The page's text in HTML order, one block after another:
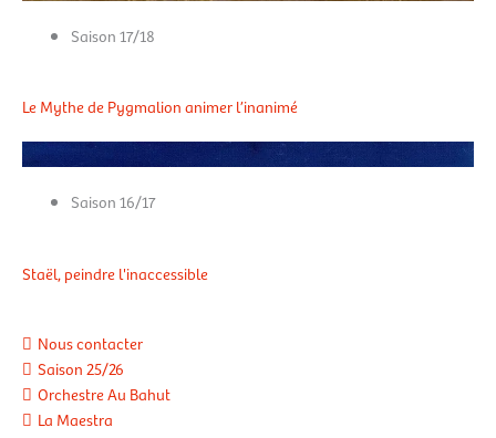
Saison 17/18
Le Mythe de Pygmalion animer l’inanimé
Saison 16/17
Staël, peindre l'inaccessible
Nous contacter
Saison 25/26
Orchestre Au Bahut
La Maestra